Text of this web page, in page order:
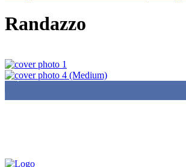
Randazzo
85,000 Fans